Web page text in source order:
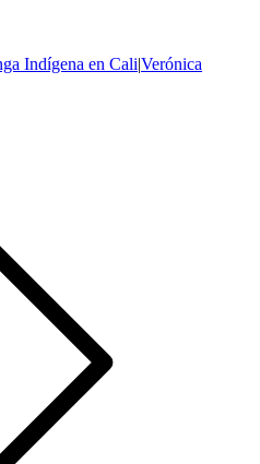
Indígena en Cali|Verónica